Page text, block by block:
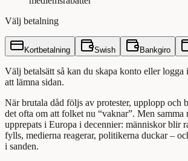
Välj betalning
Kortbetalning Swish Bankgiro
Välj betalsätt så kan du skapa konto eller logga
att lämna sidan.
När brutala dåd följs av protester, upplopp och
det ofta om att folket nu “vaknar”. Men samma
upprepats i Europa i decennier: människor blir
fylls, medierna reagerar, politikerna duckar –
i sanden.